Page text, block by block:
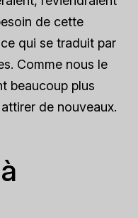
de cette
qui se traduit par
Comme nous le
beaucoup plus
de nouveaux.